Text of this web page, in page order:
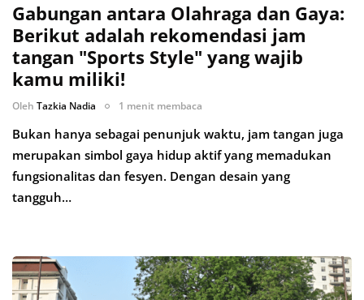
Gabungan antara Olahraga dan Gaya:
Berikut adalah rekomendasi jam
tangan "Sports Style" yang wajib
kamu miliki!
Oleh Tazkia Nadia 1 menit membaca
Bukan hanya sebagai penunjuk waktu, jam tangan juga
merupakan simbol gaya hidup aktif yang memadukan
fungsionalitas dan fesyen. Dengan desain yang
tangguh…